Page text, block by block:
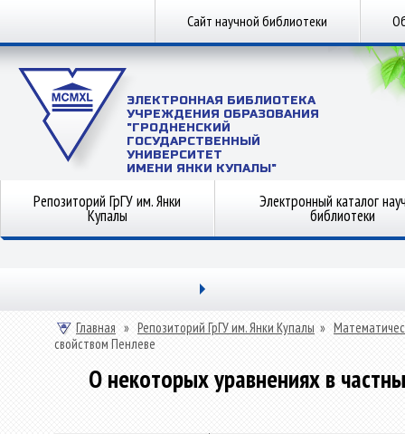
Сайт научной библиотеки
ЭЛЕКТРОННАЯ БИБЛИОТЕКА
УЧРЕЖДЕНИЯ ОБРАЗОВАНИЯ
"ГРОДНЕНСКИЙ
ГОСУДАРСТВЕННЫЙ
УНИВЕРСИТЕТ
ИМЕНИ ЯНКИ КУПАЛЫ"
Репозиторий ГрГУ им. Янки
Купалы
Электронный каталог
библиотеки
Главная » Репозиторий ГрГУ им. Янки Купалы »
свойством Пенлеве
О некоторых уравнениях в